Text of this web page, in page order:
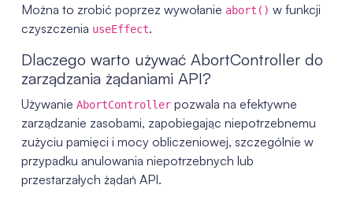
Można to zrobić poprzez wywołanie abort() w funkcji
czyszczenia useEffect.
Dlaczego warto używać AbortController do
zarządzania żądaniami API?
Używanie AbortControllerpozwala na efektywne
zarządzanie zasobami, zapobiegając niepotrzebnemu
zużyciu pamięci i mocy obliczeniowej, szczególnie w
przypadku anulowania niepotrzebnych lub
przestarzałych żądań API.